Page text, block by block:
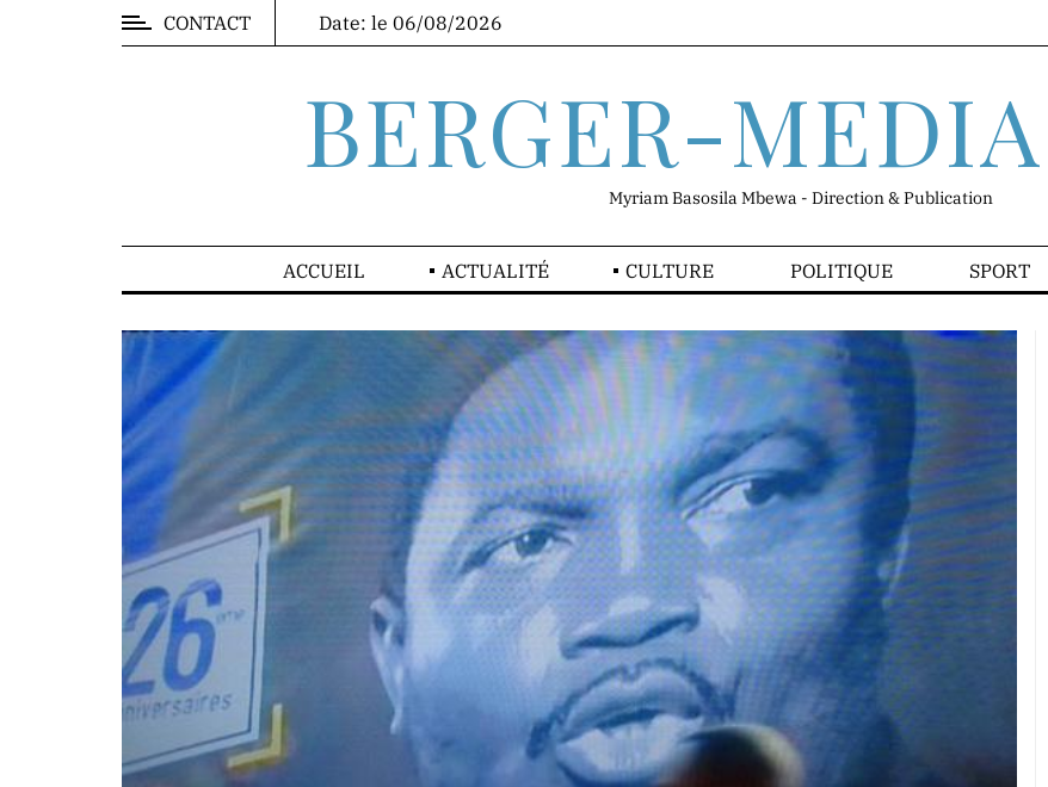
MARKETCONTACT Date: le 06/08/2026
BERGER-MEDIA
Myriam Basosila Mbewa - Direction & Publication
ACCUEIL ACTUALITÉ CULTURE POLITIQUE SPORT